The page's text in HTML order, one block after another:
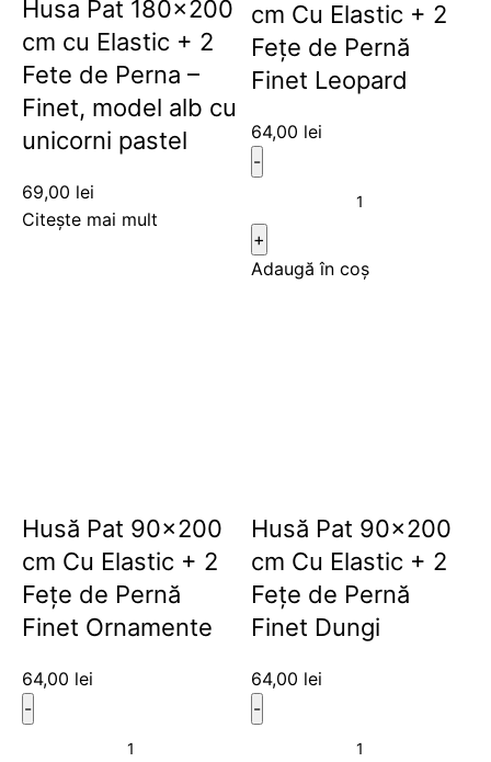
Husa Pat 180×200
cm cu Elastic + 2
Fete de Perna –
Finet, model alb cu
unicorni pastel
69,00 lei
Citește mai mult
cm Cu Elastic + 2
Fețe de Pernă
Finet Leopard
64,00 lei
Adaugă în coș
Husă Pat 90×200
cm Cu Elastic + 2
Fețe de Pernă
Finet Ornamente
64,00 lei
Husă Pat 90×200
cm Cu Elastic + 2
Fețe de Pernă
Finet Dungi
64,00 lei